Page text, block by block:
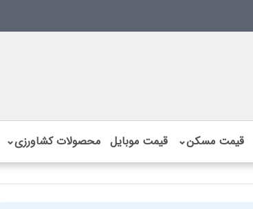
قیمت مسکن⌄ قیمت موبایل محصولات کشاورزی⌄